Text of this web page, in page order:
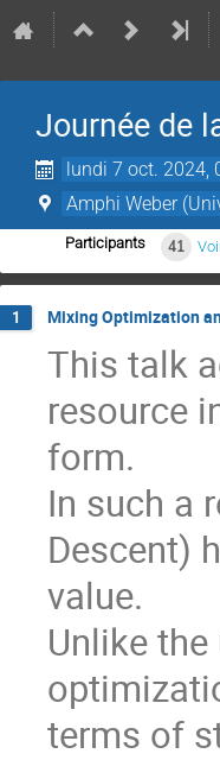
Journée de
lundi 7 oct. 2024,
Amphi Weber
Participants 41
1 Mixing Optimization
This talk
resource
form.
In such a
Descent)
value.
Unlike
terms of